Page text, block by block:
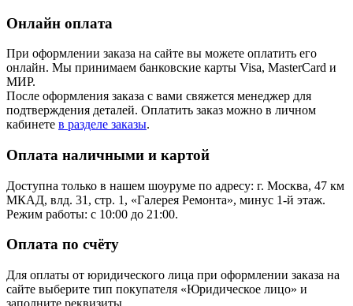
Онлайн оплата
При оформлении заказа на сайте вы можете оплатить его
онлайн. Мы принимаем банковские карты Visa, MasterCard и
МИР.
После оформления заказа с вами свяжется менеджер для
подтверждения деталей. Оплатить заказ можно в личном
кабинете в разделе заказы.
Оплата наличными и картой
Доступна только в нашем шоуруме по адресу: г. Москва, 47 км
МКАД, влд. 31, стр. 1, «Галерея Ремонта», минус 1‑й этаж.
Режим работы: с 10:00 до 21:00.
Оплата по счёту
Для оплаты от юридического лица при оформлении заказа на
сайте выберите тип покупателя «Юридическое лицо» и